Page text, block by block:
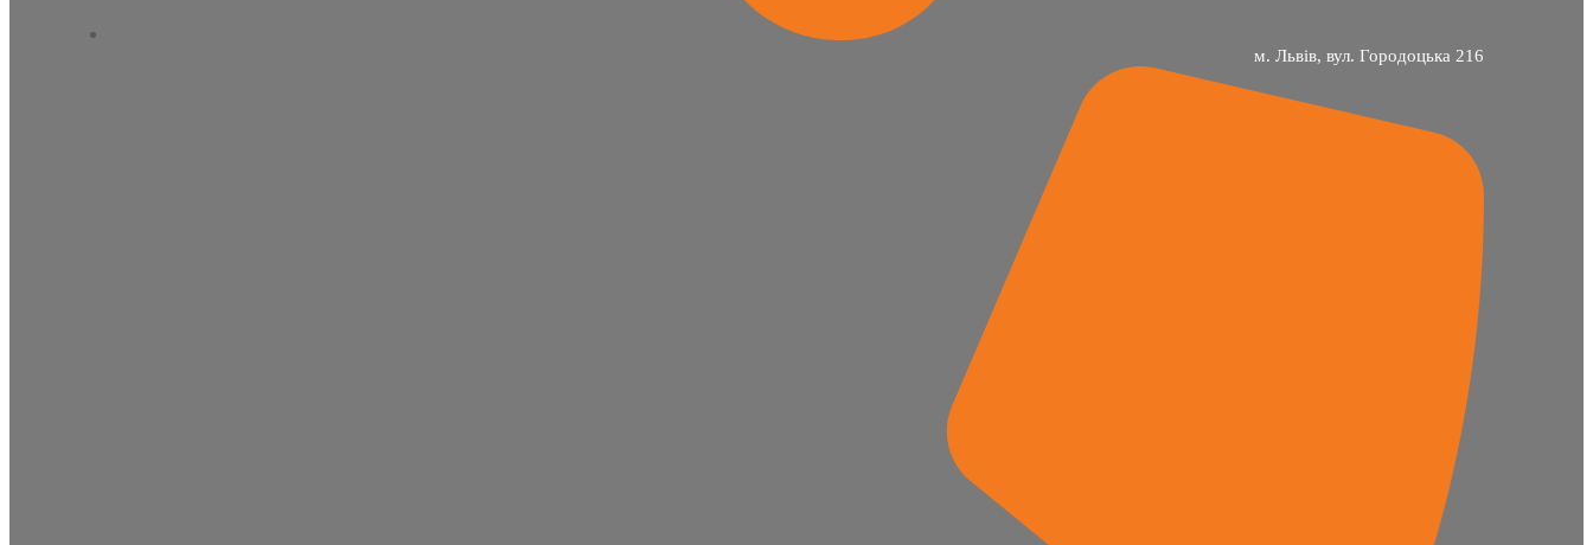
м. Львів, вул. Городоцька 216